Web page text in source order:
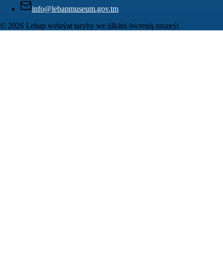
info@lebapmuseum.gov.tm
© 2026 Lebap welaýat taryhy we ülkäni öwreniş muzeýi